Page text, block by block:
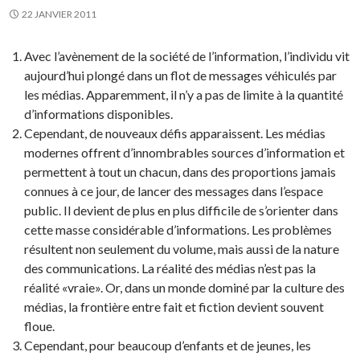
22 JANVIER 2011
Avec l’avènement de la société de l’information, l’individu vit
aujourd’hui plongé dans un flot de messages véhiculés par
les médias. Apparemment, il n’y a pas de limite à la quantité
d’informations disponibles.
Cependant, de nouveaux défis apparaissent. Les médias
modernes offrent d’innombrables sources d’information et
permettent à tout un chacun, dans des proportions jamais
connues à ce jour, de lancer des messages dans l’espace
public. Il devient de plus en plus difficile de s’orienter dans
cette masse considérable d’informations. Les problèmes
résultent non seulement du volume, mais aussi de la nature
des communications. La réalité des médias n’est pas la
réalité «vraie». Or, dans un monde dominé par la culture des
médias, la frontière entre fait et fiction devient souvent
floue.
Cependant, pour beaucoup d’enfants et de jeunes, les